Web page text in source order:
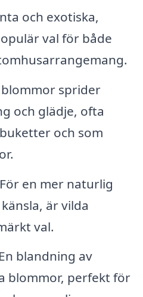
och exotiska,
val för både
blommor sprider
och glädje, ofta
och som
För en mer naturlig
är vilda
val.
En blandning av
blommor, perfekt för